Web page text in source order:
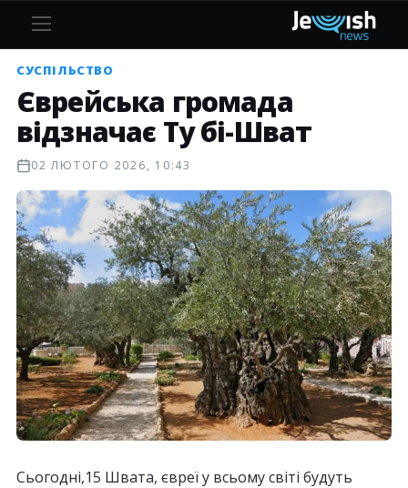
СУСПІЛЬСТВО
Єврейська громада
відзначає Ту бі-Шват
02 ЛЮТОГО 2026, 10:43
Сьогодні,15 Швата, євреї у всьому світі будуть